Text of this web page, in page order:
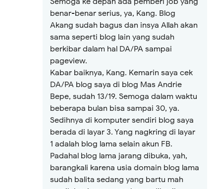
benar-benar serius, ya, Kang. Blog
Akang sudah bagus dan insya Allah akan
sama seperti blog lain yang sudah
berkibar dalam hal DA/PA sampai
pageview.
Kabar baiknya, Kang. Kemarin saya cek
DA/PA blog saya di blog Mas Andrie
Bepe, sudah 13/19. Semoga dalam waktu
beberapa bulan bisa sampai 30, ya.
Sedihnya di komputer sendiri blog saya
berada di layar 3. Yang nagkring di layar
1 adalah blog lama selain akun FB.
Padahal blog lama jarang dibuka, yah,
barangkali karena usia domain blog lama
sudah balita sedang yang bartu mah